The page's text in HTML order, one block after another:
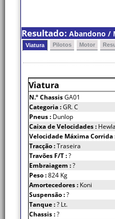
Resultado: Abandono /
Viatura Pilotos Motor
Viatura
N.º ChassisGA01
Categoria :GR. C
Pneus : Dunlop
Caixa de Velocidades :
Velocidade Máxima Corrida
Tracção :Traseira
Travões F/T :?
Embraiagem :?
Peso :824 Kg
Amortecedores : Koni
Suspensão :?
Tanque :? Lt.
Chassis :?